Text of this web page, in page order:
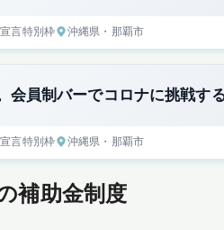
言特別枠 沖縄県 ・那覇市
員制バーでコロナに挑戦する
言特別枠 沖縄県 ・那覇市
補助金制度